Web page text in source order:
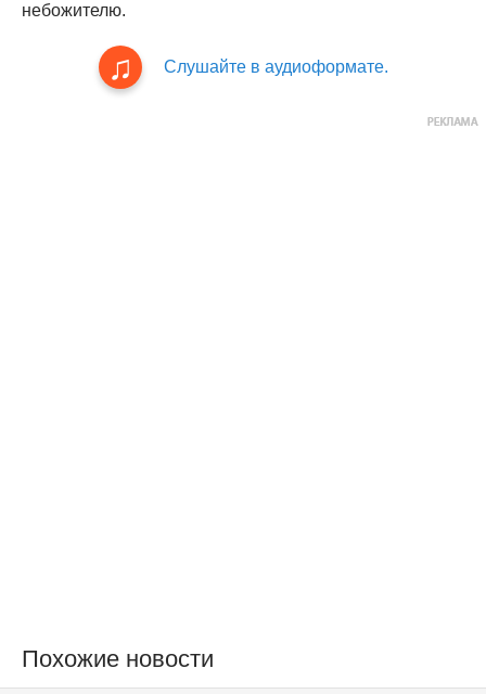
небожителю.
Слушайте в аудиоформате.
Похожие новости